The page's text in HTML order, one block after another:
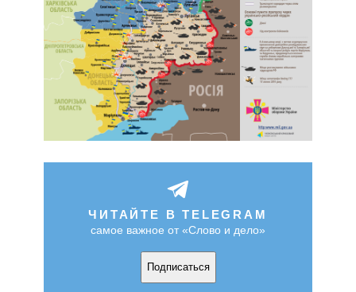
ЧИТАЙТЕ В TELEGRAM
самое важное от «Слово и дело»
Подписаться